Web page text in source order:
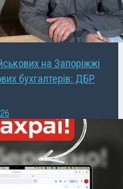
на Запоріжжі
бухгалтерів: ДБР